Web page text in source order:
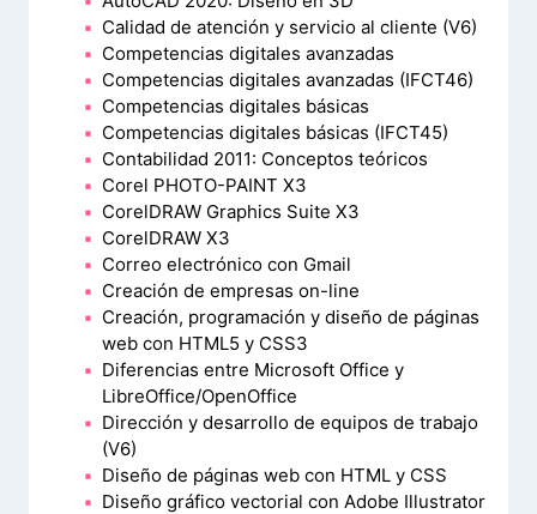
Calidad de atención y servicio al cliente (V6)
Competencias digitales avanzadas
Competencias digitales avanzadas (IFCT46)
Competencias digitales básicas
Competencias digitales básicas (IFCT45)
Contabilidad 2011: Conceptos teóricos
Corel PHOTO-PAINT X3
CorelDRAW Graphics Suite X3
CorelDRAW X3
Correo electrónico con Gmail
Creación de empresas on-line
Creación, programación y diseño de páginas
web con HTML5 y CSS3
Diferencias entre Microsoft Office y
LibreOffice/OpenOffice
Dirección y desarrollo de equipos de trabajo
(V6)
Diseño de páginas web con HTML y CSS
Diseño gráfico vectorial con Adobe Illustrator